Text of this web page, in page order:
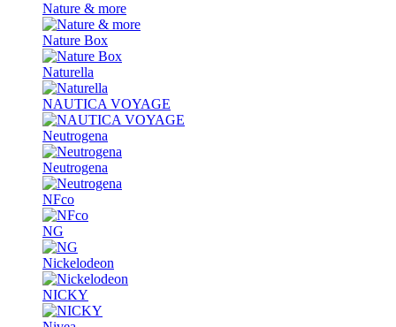
Nature & more
Nature Box
Naturella
NAUTICA VOYAGE
Neutrogena
Neutrogena
NFco
NG
Nickelodeon
NICKY